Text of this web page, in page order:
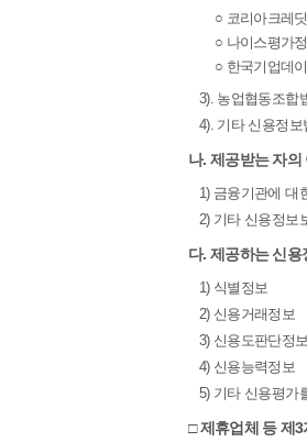
○ 코리아크레
○ 나이스평가
○ 한국기업데
3). 농업협동조합
4). 기타 신용정
나. 제공받는 자의
1) 금융기관에 대
2) 기타 신용정보
다. 제공하는 신용
1) 식별정보
2) 신용거래정보
3) 신용도판단정
4) 신용능력정보
5) 기타 신용평가
□ 제휴업체 등 제3